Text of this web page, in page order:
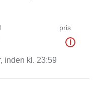
pris
i
inden kl. 23:59